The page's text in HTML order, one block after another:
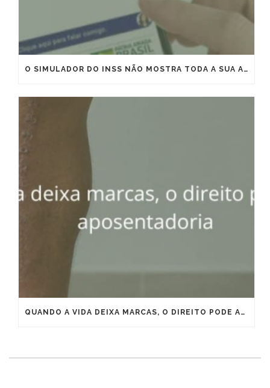
O SIMULADOR DO INSS NÃO MOSTRA TODA A SUA APOSENTADORIA
QUANDO A VIDA DEIXA MARCAS, O DIREITO PODE ANTECIPAR A APOSENTADORIA